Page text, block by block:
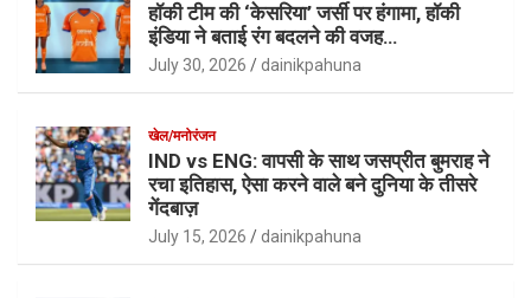
हॉकी टीम की ‘केसरिया’ जर्सी पर हंगामा, हॉकी
इंडिया ने बताई रंग बदलने की वजह…
July 30, 2026 dainikpahuna
खेल/मनोरंजन
IND vs ENG: वापसी के साथ जसप्रीत बुमराह ने
रचा इतिहास, ऐसा करने वाले बने दुनिया के तीसरे
गेंदबाज़
July 15, 2026 dainikpahuna